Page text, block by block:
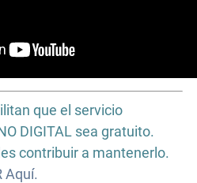
que el servicio
DIGITAL sea gratuito.
contribuir a mantenerlo.
Aquí.